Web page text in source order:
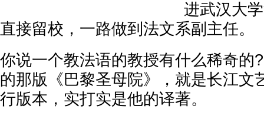
进武汉大
直接留校，一路做到法文系副主任。
你说一个教法语的教授有什么稀奇的
的那版《巴黎圣母院》，就是长江文
行版本，实打实是他的译著。